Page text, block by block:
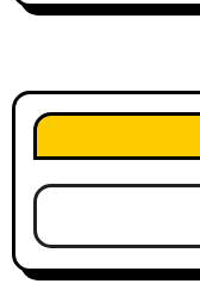
a
p
o
s